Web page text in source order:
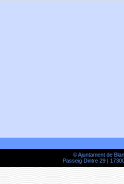
© Ajuntament de
Passeig Dintre 29 |